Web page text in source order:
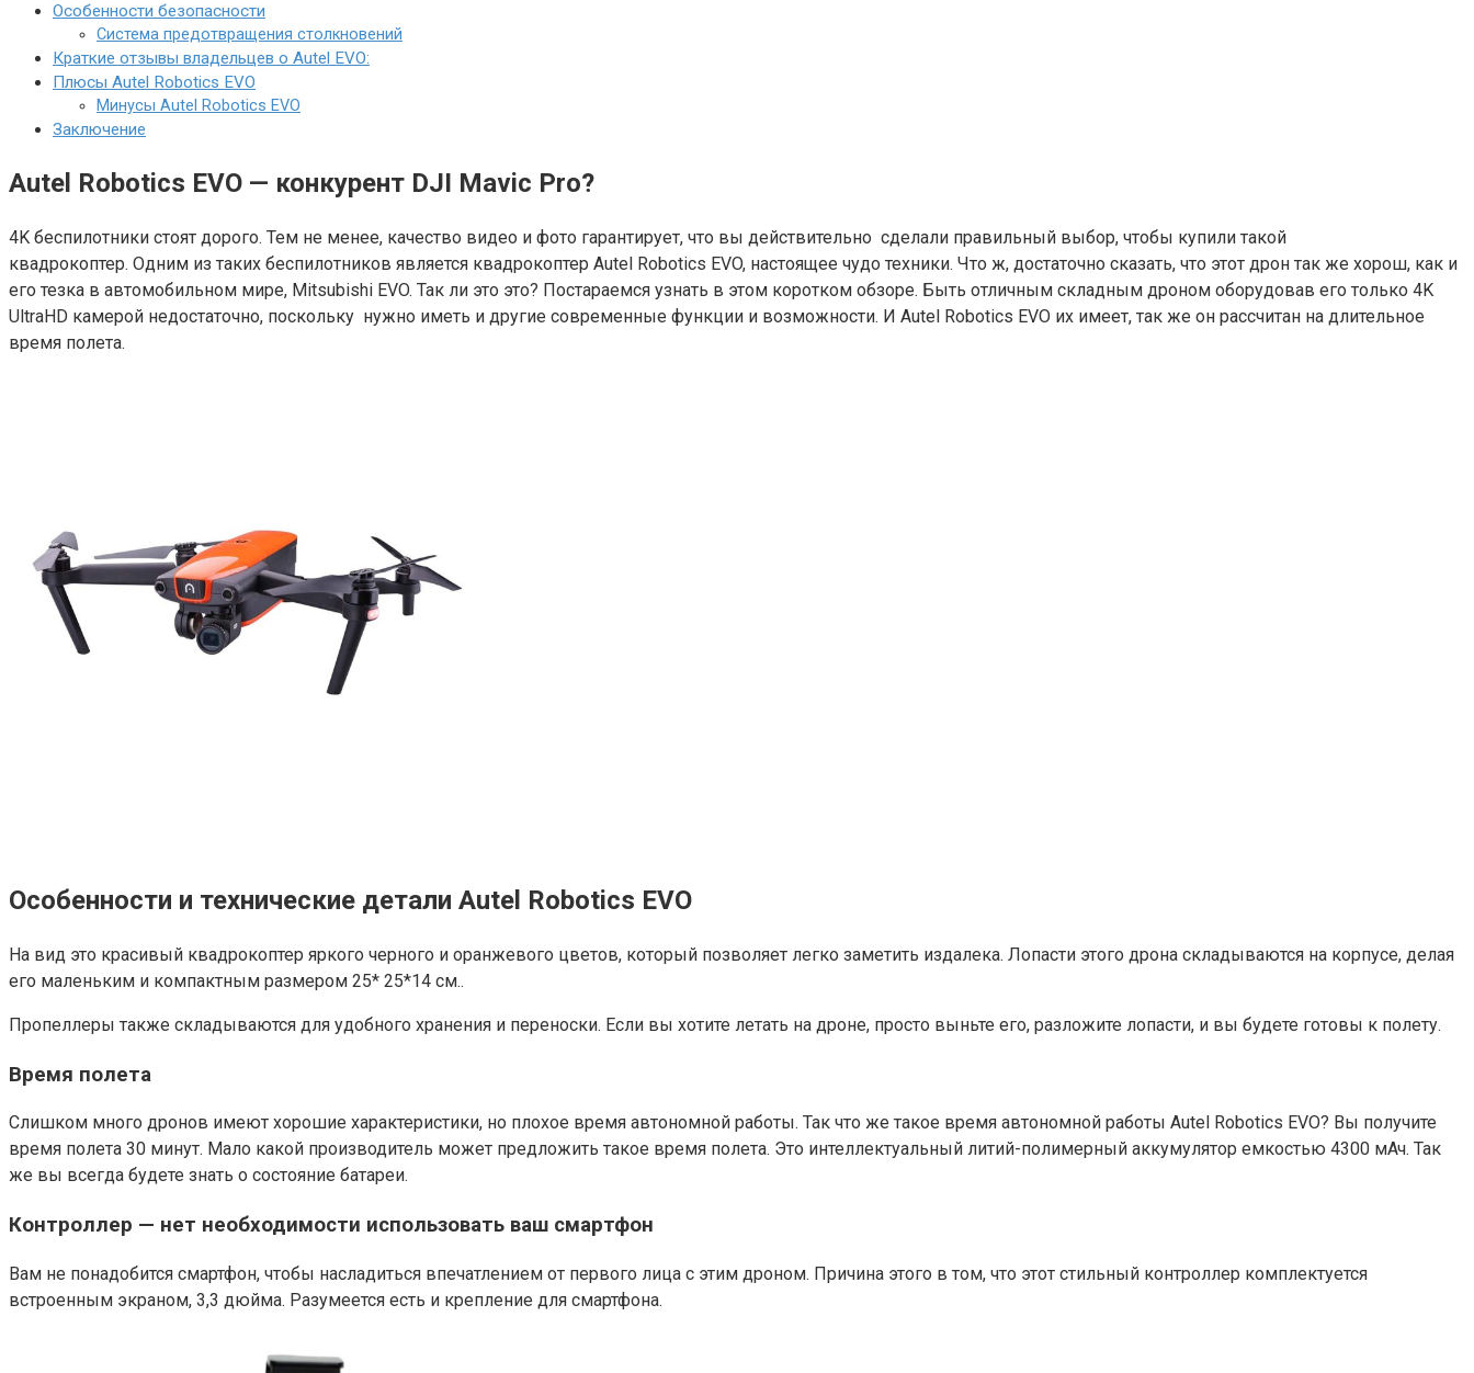
Особенности безопасности
Система предотвращения столкновений
Краткие отзывы владельцев о Autel EVO:
Плюсы Autel Robotics EVO
Минусы Autel Robotics EVO
Заключение
Autel Robotics EVO — конкурент DJI Mavic Pro?
4K беспилотники стоят дорого. Тем не менее, качество видео и фото гарантирует, что вы действительно сделали правильный выбор, чтобы купили такой
квадрокоптер. Одним из таких беспилотников является квадрокоптер Autel Robotics EVO, настоящее чудо техники. Что ж, достаточно сказать, что этот дрон так же хорош, как и
его тезка в автомобильном мире, Mitsubishi EVO. Так ли это это? Постараемся узнать в этом коротком обзоре. Быть отличным складным дроном оборудовав его только 4K
UltraHD камерой недостаточно, поскольку нужно иметь и другие современные функции и возможности. И Autel Robotics EVO их имеет, так же он рассчитан на длительное
время полета.
Особенности и технические детали Autel Robotics EVO
На вид это красивый квадрокоптер яркого черного и оранжевого цветов, который позволяет легко заметить издалека. Лопасти этого дрона складываются на корпусе, делая
его маленьким и компактным размером 25* 25*14 см..
Пропеллеры также складываются для удобного хранения и переноски. Если вы хотите летать на дроне, просто выньте его, разложите лопасти, и вы будете готовы к полету.
Время полета
Слишком много дронов имеют хорошие характеристики, но плохое время автономной работы. Так что же такое время автономной работы Autel Robotics EVO? Вы получите
время полета 30 минут. Мало какой производитель может предложить такое время полета. Это интеллектуальный литий-полимерный аккумулятор емкостью 4300 мАч. Так
же вы всегда будете знать о состояние батареи.
Контроллер — нет необходимости использовать ваш смартфон
Вам не понадобится смартфон, чтобы насладиться впечатлением от первого лица с этим дроном. Причина этого в том, что этот стильный контроллер комплектуется
встроенным экраном, 3,3 дюйма. Разумеется есть и крепление для смартфона.